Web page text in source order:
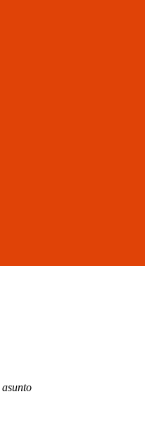
asunto